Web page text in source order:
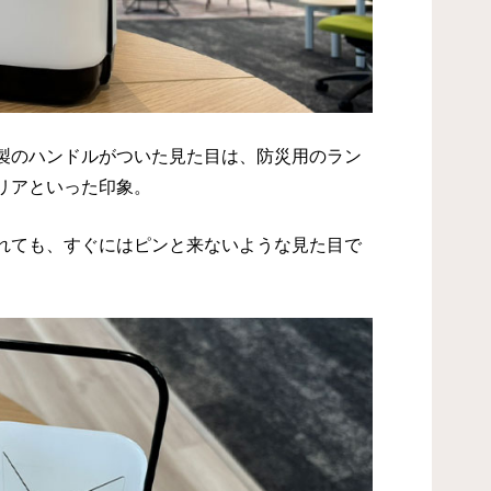
ハンドルがついた見た目は、防災用のラン
といった印象。
ても、すぐにはピンと来ないような見た目で